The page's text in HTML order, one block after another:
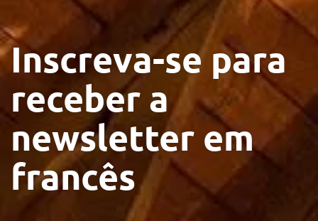
Inscreva-se para
receber a
newsletter em
francês